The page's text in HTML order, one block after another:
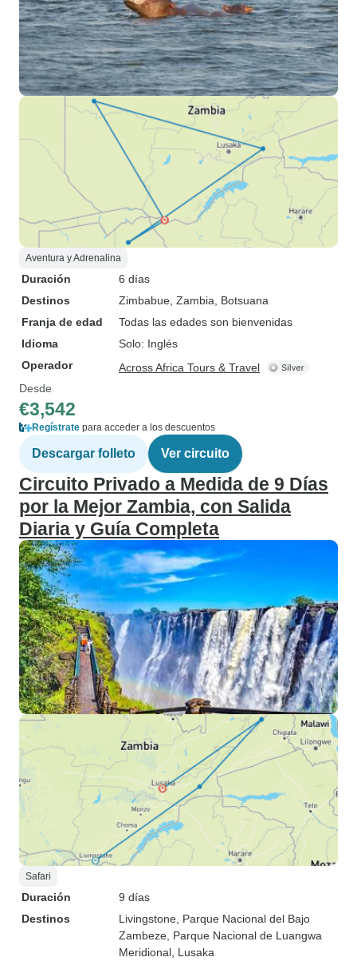
Aventura y Adrenalina
Duración
6 días
Destinos
Zimbabue , Zambia , Botsuana
Franja de edad
Todas las edades son bienvenidas
Idioma
Solo: Inglés
Operador
Across Africa Tours & Travel
Desde
€3,542
Regístrate para acceder a los descuentos
Descargar folleto Ver circuito
Circuito Privado a Medida de 9 Días
por la Mejor Zambia, con Salida
Diaria y Guía Completa
Safari
Duración
9 días
Destinos
Livingstone , Parque Nacional del Bajo
Zambeze , Parque Nacional de Luangwa
Meridional , Lusaka